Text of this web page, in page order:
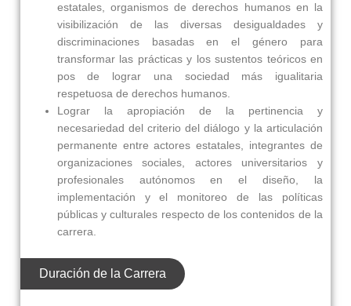
estatales, organismos de derechos humanos en la
visibilización de las diversas desigualdades y
discriminaciones basadas en el género para
transformar las prácticas y los sustentos teóricos en
pos de lograr una sociedad más igualitaria
respetuosa de derechos humanos.
Lograr la apropiación de la pertinencia y
necesariedad del criterio del diálogo y la articulación
permanente entre actores estatales, integrantes de
organizaciones sociales, actores universitarios y
profesionales autónomos en el diseño, la
implementación y el monitoreo de las políticas
públicas y culturales respecto de los contenidos de la
carrera.
Duración de la Carrera